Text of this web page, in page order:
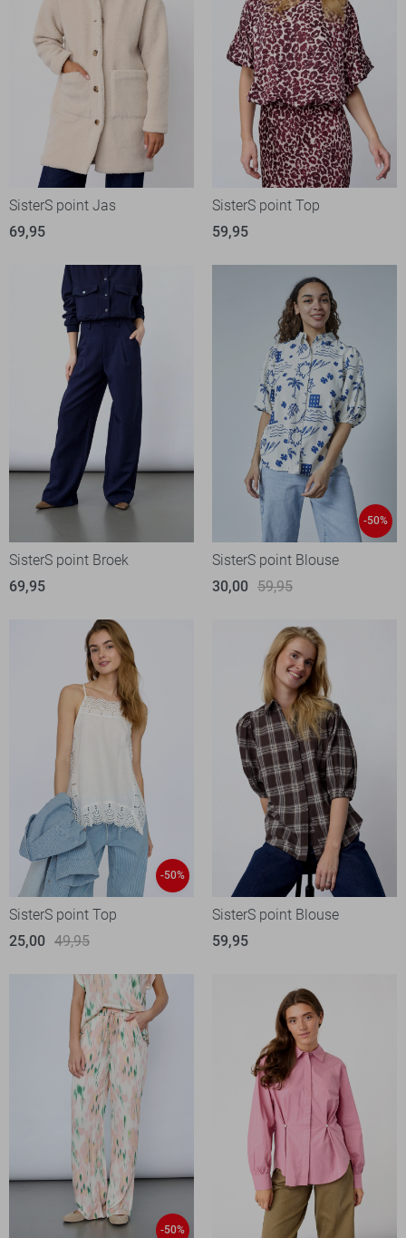
SisterS point Jas
69,95
SisterS point Top
59,95
SisterS point Broek
69,95
-50%
SisterS point Blouse
30,00 59,95
-50%
SisterS point Top
25,00 49,95
SisterS point Blouse
59,95
-50%